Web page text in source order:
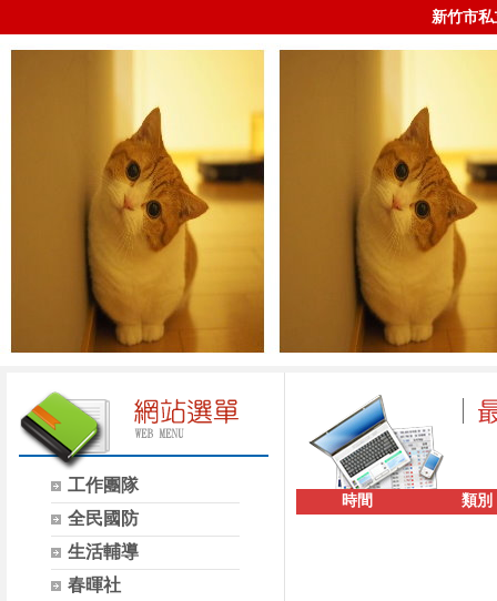
新竹市
工作團隊
全民國防
生活輔導
春暉社
時間 類別